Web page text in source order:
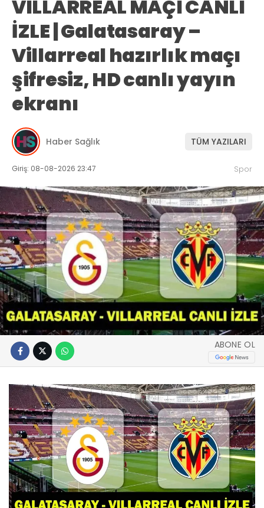
VILLARREAL MAÇI CANLI
İZLE | Galatasaray –
Villarreal hazırlık maçı
şifresiz, HD canlı yayın
ekranı
Haber Sağlık TÜM YAZILARI
Giriş: 08-08-2026 23:47 Spor
ABONE OL